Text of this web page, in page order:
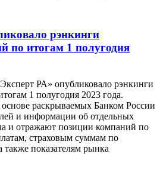
рэнкинги
по итогам 1 полугодия
РА» опубликовало рэнкинги
1 полугодия 2023 года.
раскрываемых Банком России
и информации об отдельных
и отражают позиции компаний по
страховым суммам по
также показателям рынка